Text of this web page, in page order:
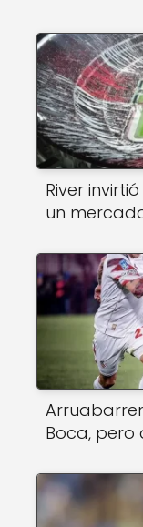
River
un
Boca, pero